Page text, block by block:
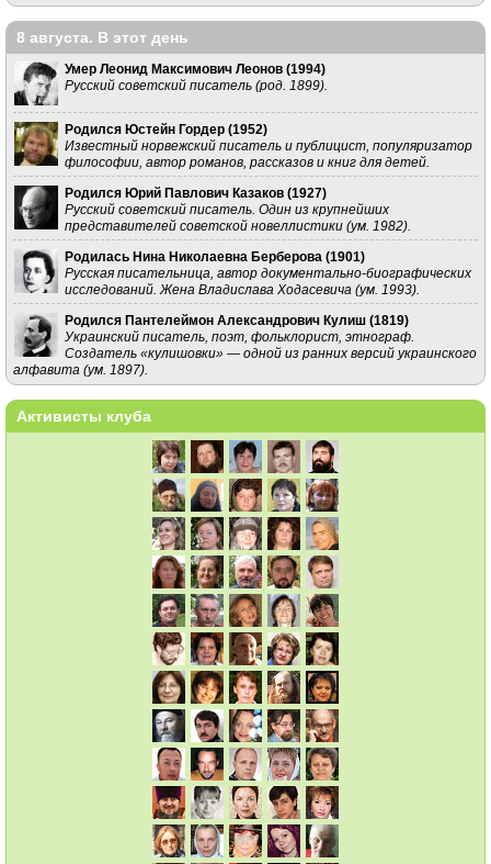
8 августа. В этот день
Умер Леонид Максимович Леонов (1994)
Русский советский писатель (род. 1899).
Родился Юстейн Гордер (1952)
Известный норвежский писатель и публицист, популяризатор
философии, автор романов, рассказов и книг для детей.
Родился Юрий Павлович Казаков (1927)
Русский советский писатель. Один из крупнейших
представителей советской новеллистики (ум. 1982).
Родилась Нина Николаевна Берберова (1901)
Русская писательница, автор документально-биографических
исследований. Жена Владислава Ходасевича (ум. 1993).
Родился Пантелеймон Александрович Кулиш (1819)
Украинский писатель, поэт, фольклорист, этнограф.
Создатель «кулишовки» — одной из ранних версий украинского
алфавита (ум. 1897).
Активисты клуба